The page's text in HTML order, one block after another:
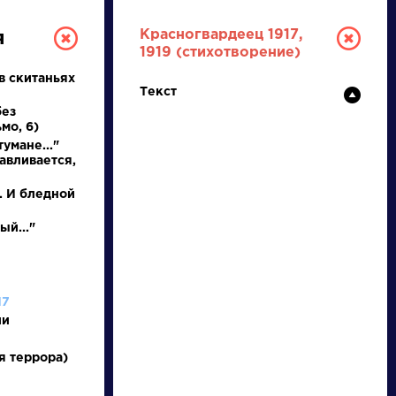
ЕГЭ
скитаньях
6)
И бледной
террора)
Красногвардеец 1917,
1919 (стихотворение)
Текст